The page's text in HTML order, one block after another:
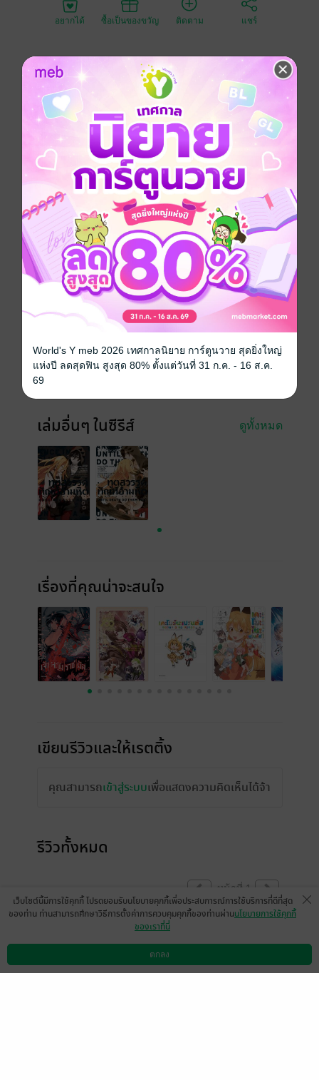
อยากได้ ซื้อเป็นของขวัญ ติดตาม แชร์
เรย์เดินหน้าในชั้น B2 เพียงลำพังเพื่อหาทางช่วยแซ็คซึ่งมี
อาการบาดเจ็บสาหัส
ห้วงบรรยากาศลอยอบอวลด้วยกลิ่นหอมหวาน ปลายทางที่
ไปถึงมี 'บาทหลวง' กำลังรอคอยเธออยู่
'เกรย์' ชายผู้เป็นสื่อกลางระหว่างพระเจ้าจะเป็นมิตรหรือ
ศัตรู...!?
'บททดสอบคนบาป' ซึ่งขุดค้นถึงส่วนลึกของจิตใจ
เริ่มการพิพากษาแม่มด ตรวจตราทุกเสี้ยวส่วนเพื่อเผยธาตุ
แท้ของเรย์!
หนังสือแปล
ซีรีส์ ทูตสวรรค์ ทัณฑ์อำมหิต (LN)
ประเภทไฟล์ pdf, epub
15 ตุลาคม 2562
ความยาว 296 หน้า (≈ 71,044 คำ)
ราคาปก
เล่มอื่นๆ ในซีรีส์ ดูทั้งหมด
เรื่องที่คุณน่าจะสนใจ
เขียนรีวิวและให้เรตติ้ง
คุณสามารถเข้าสู่ระบบเพื่อแสดงความคิดเห็นได้จ้า
รีวิวทั้งหมด
หน้าที่ 1
ดาวน์โหลดแอป วิธีการใช้งาน ติดต่อเรา
เว็บไซต์นี้มีการใช้คุกกี้ โปรดยอมรับนโยบายคุกกี้เพื่อประสบการณ์การใช้บริการที่ดีที่สุด
ของท่าน ท่านสามารถศึกษาวิธีการตั้งค่าการควบคุมคุกกี้ของท่านผ่านนโยบายการใช้คุกกี้
ของเราที่นี่
ตกลง
World's Y meb 2026 เทศกาลนิยาย การ์ตูนวาย สุดยิ่งใหญ่
แห่งปี ลดสุดฟิน สูงสุด 80% ตั้งแต่วันที่ 31 ก.ค. - 16 ส.ค.
69